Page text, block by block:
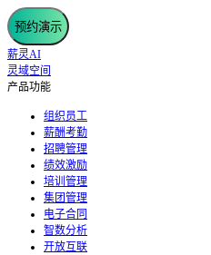
预约演示
薪灵AI
灵域空间
产品功能
组织员工
薪酬考勤
招聘管理
绩效激励
培训管理
集团管理
电子合同
智数分析
开放互联